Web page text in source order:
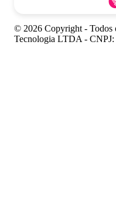
© 2026 Copyright - Todos
Tecnologia LTDA - CNPJ: